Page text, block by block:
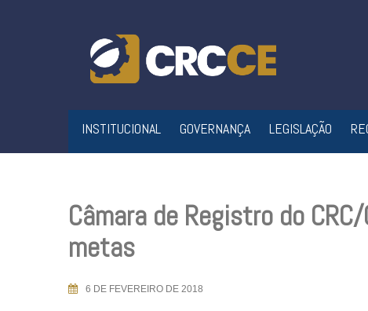
INSTITUCIONAL GOVERNANÇA LEGISLAÇÃO
Câmara de Registro do
metas
6 DE FEVEREIRO DE 2018